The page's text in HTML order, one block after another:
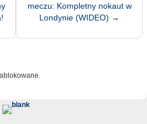
meczu: Kompletny nokaut w
Londynie (WIDEO) →